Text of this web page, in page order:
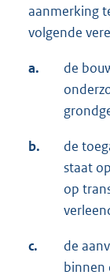
aanmerking
volgende
a.
de
b.
de
staat
op
c.
de
binnen